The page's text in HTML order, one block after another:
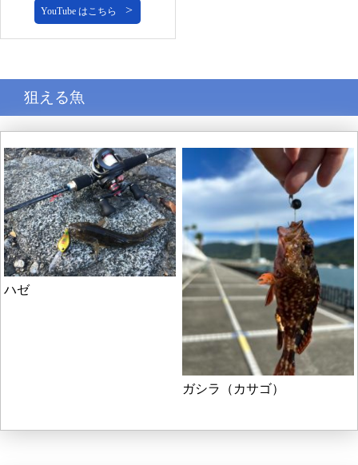
YouTube はこちら
狙える魚
ハゼ
ガシラ（カサゴ）